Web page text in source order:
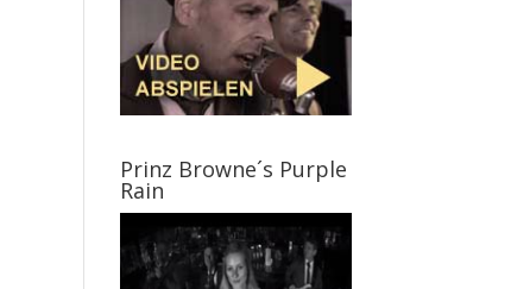
Prinz Browne´s Purple
Rain